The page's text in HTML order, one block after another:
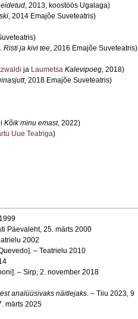
, 2013, koostöös Ugalaga)
, 2014 Emajõe Suveteatris)
Risti ja kivi tee, 2016 Emajõe Suveteatris)
ja Laumetsa Kalevipoeg, 2018)
, 2018 Emajõe Suveteatris)
Kõik minu emast, 2022)
Uue Teatriga)
Päevaleht, 25. märts 2000
2002
– Teatrielu 2010
– Sirp, 2. november 2018
analüüsivaks näitlejaks. – Tiiu 2023, 9
märts 2025